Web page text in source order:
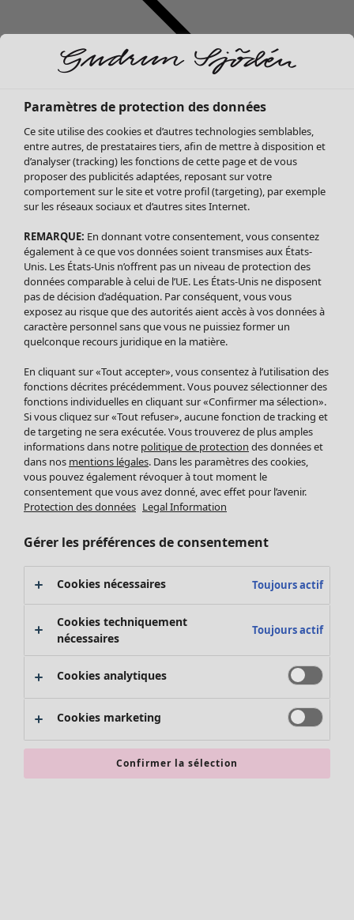
Soldes Vêtements
Tous les vêtements
Robes
Tuniques
Blouses
Tops
Gilets
Pantalon
Jupes
Leggings et collants
Accessoires
Chaussures
Vêtements de bain
Basics
Soldes Mobilier
Bonnes affaires déco
Décoration
Textiles
Tapis
Éponge
Promos SOLDES
Les promos de Gudrun Sjödén
Nouvel arrivage
Bonnes affaires en soldes - jusqu'à -70
Paramètres de protection des données
Ce site utilise des cookies et d’autres technologies semblables,
entre autres, de prestataires tiers, afin de mettre à disposition et
d’analyser (tracking) les fonctions de cette page et de vous
proposer des publicités adaptées, reposant sur votre
comportement sur le site et votre profil (targeting), par exemple
sur les réseaux sociaux et d’autres sites Internet.
REMARQUE: En donnant votre consentement, vous consentez
également à ce que vos données soient transmises aux États-
Unis. Les États-Unis n’offrent pas un niveau de protection des
données comparable à celui de l’UE. Les États-Unis ne disposent
pas de décision d’adéquation. Par conséquent, vous vous
exposez au risque que des autorités aient accès à vos données à
caractère personnel sans que vous ne puissiez former un
quelconque recours juridique en la matière.
En cliquant sur «Tout accepter», vous consentez à l’utilisation des
fonctions décrites précédemment. Vous pouvez sélectionner des
fonctions individuelles en cliquant sur «Confirmer ma sélection».
Si vous cliquez sur «Tout refuser», aucune fonction de tracking et
de targeting ne sera exécutée. Vous trouverez de plus amples
informations dans notre politique de protection des données et
dans nos mentions légales. Dans les paramètres des cookies,
vous pouvez également révoquer à tout moment le
consentement que vous avez donné, avec effet pour l’avenir.
Protection des données Legal Information
Gérer les préférences de consentement
Cookies nécessaires Toujours actif
Cookies techniquement
nécessaires
Toujours actif
Cookies analytiques
Cookies marketing
Confirmer la sélection